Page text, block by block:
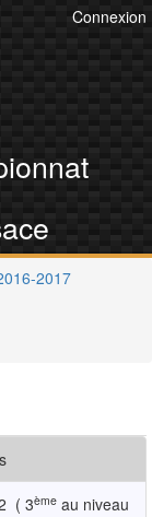
Connexion
2017
( 3ème au niveau